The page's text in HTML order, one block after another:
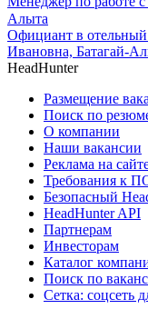
Алыта
Официант в отельный
Ивановна, Батагай-
HeadHunter
Размещение
Поиск по
О компании
Наши вакансии
Реклама на
Требования к
Безопасный
HeadHunter API
Партнерам
Инвесторам
Каталог
Поиск по
Сетка: соцсеть